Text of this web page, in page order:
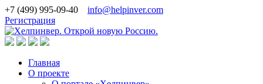
+7 (499) 995-09-40
info@helpinver.com
Регистрация
Главная
О проекте